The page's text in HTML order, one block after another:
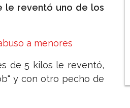
le reventó uno de los
a menores
de 5 kilos le reventó,
y con otro pecho de